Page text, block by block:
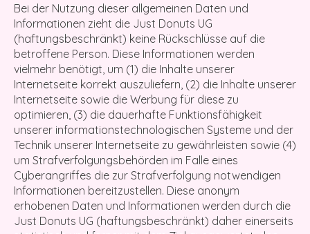
Bei der Nutzung dieser allgemeinen Daten und
Informationen zieht die Just Donuts UG
(haftungsbeschränkt) keine Rückschlüsse auf die
betroffene Person. Diese Informationen werden
vielmehr benötigt, um (1) die Inhalte unserer
Internetseite korrekt auszuliefern, (2) die Inhalte unserer
Internetseite sowie die Werbung für diese zu
optimieren, (3) die dauerhafte Funktionsfähigkeit
unserer informationstechnologischen Systeme und der
Technik unserer Internetseite zu gewährleisten sowie (4)
um Strafverfolgungsbehörden im Falle eines
Cyberangriffes die zur Strafverfolgung notwendigen
Informationen bereitzustellen. Diese anonym
erhobenen Daten und Informationen werden durch die
Just Donuts UG (haftungsbeschränkt) daher einerseits